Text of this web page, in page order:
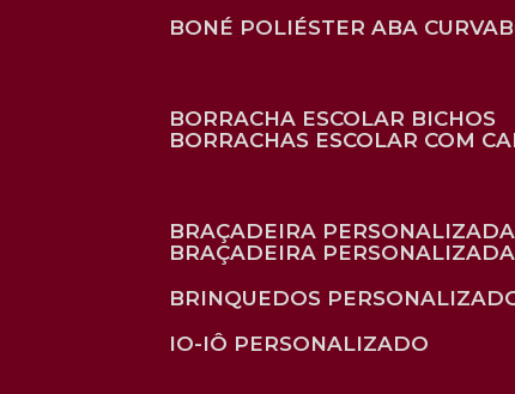
BONÉ POLIÉSTER ABA CURVA
BORRACHA ESCOLAR BICHOS
BORRACHAS ESCOLAR COM
BRAÇADEIRA
BRAÇADEIRA
BRINQUEDOS
IO-IÔ PERSONALIZADO